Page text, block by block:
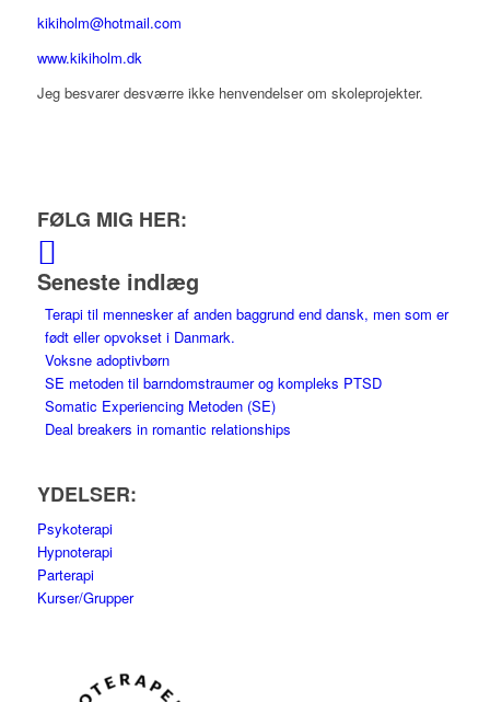
kikiholm@hotmail.com
www.kikiholm.dk
Jeg besvarer desværre ikke henvendelser om skoleprojekter.
FØLG MIG HER:
Seneste indlæg
Terapi til mennesker af anden baggrund end dansk, men som er
født eller opvokset i Danmark.
Voksne adoptivbørn
SE metoden til barndomstraumer og kompleks PTSD
Somatic Experiencing Metoden (SE)
Deal breakers in romantic relationships
YDELSER:
Psykoterapi
Hypnoterapi
Parterapi
Kurser/Grupper